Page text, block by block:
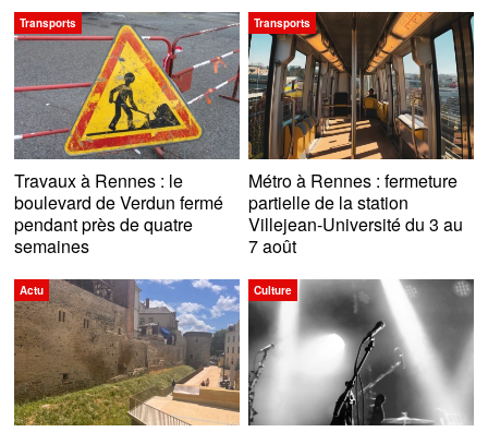
Transports
Travaux à Rennes : le
boulevard de Verdun fermé
pendant près de quatre
semaines
Transports
Métro à Rennes : fermeture
partielle de la station
Villejean-Université du 3 au
7 août
Actu Culture